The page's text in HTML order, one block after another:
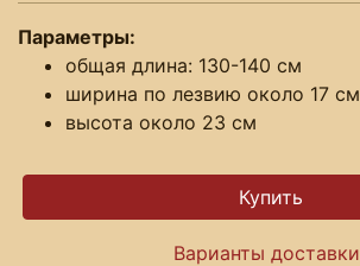
Параметры:
общая длина: 130-140 см
ширина по лезвию около 17 см
высота около 23 см
Варианты доставки